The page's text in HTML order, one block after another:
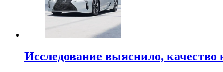
Исследование выяснило,